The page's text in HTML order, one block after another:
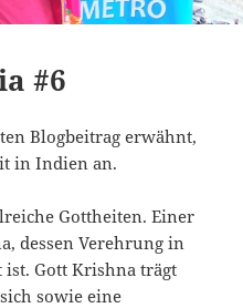
#6
Blogbeitrag erwähnt,
in Indien an.
Gottheiten. Einer
dessen Verehrung in
Gott Krishna trägt
sowie eine